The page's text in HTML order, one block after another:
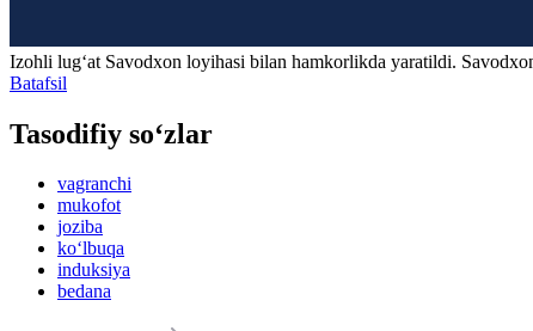
Izohli lugʻat Savodxon loyihasi bilan hamkorlikda yaratildi.
Batafsil
Tasodifiy so‘zlar
vagranchi
mukofot
joziba
ko‘lbuqa
induksiya
bedana